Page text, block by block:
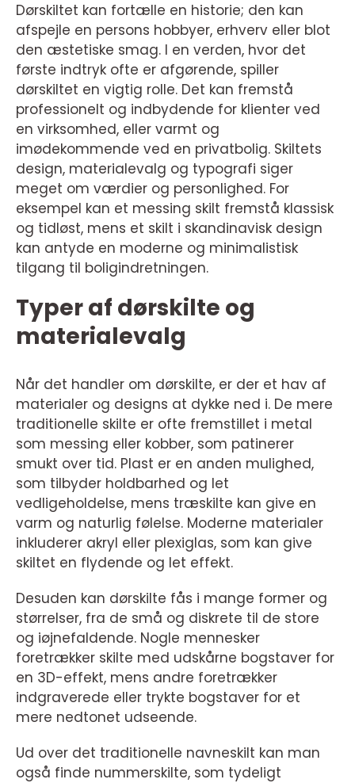
Dørskiltet kan fortælle en historie; den kan
afspejle en persons hobbyer, erhverv eller blot
den æstetiske smag. I en verden, hvor det
første indtryk ofte er afgørende, spiller
dørskiltet en vigtig rolle. Det kan fremstå
professionelt og indbydende for klienter ved
en virksomhed, eller varmt og
imødekommende ved en privatbolig. Skiltets
design, materialevalg og typografi siger
meget om værdier og personlighed. For
eksempel kan et messing skilt fremstå klassisk
og tidløst, mens et skilt i skandinavisk design
kan antyde en moderne og minimalistisk
tilgang til boligindretningen.
Typer af dørskilte og
materialevalg
Når det handler om dørskilte, er der et hav af
materialer og designs at dykke ned i. De mere
traditionelle skilte er ofte fremstillet i metal
som messing eller kobber, som patinerer
smukt over tid. Plast er en anden mulighed,
som tilbyder holdbarhed og let
vedligeholdelse, mens træskilte kan give en
varm og naturlig følelse. Moderne materialer
inkluderer akryl eller plexiglas, som kan give
skiltet en flydende og let effekt.
Desuden kan dørskilte fås i mange former og
størrelser, fra de små og diskrete til de store
og iøjnefaldende. Nogle mennesker
foretrækker skilte med udskårne bogstaver for
en 3D-effekt, mens andre foretrækker
indgraverede eller trykte bogstaver for et
mere nedtonet udseende.
Ud over det traditionelle navneskilt kan man
også finde nummerskilte, som tydeligt